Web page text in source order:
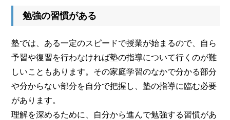
勉強の習慣がある
塾では、ある一定のスピードで授業が始まるので、自ら
予習や復習を行わなければ塾の指導について行くのが難
しいこともあります。その家庭学習のなかで分かる部分
や分からない部分を自分で把握し、塾の指導に臨む必要
があります。
理解を深めるために、自分から進んで勉強する習慣があ